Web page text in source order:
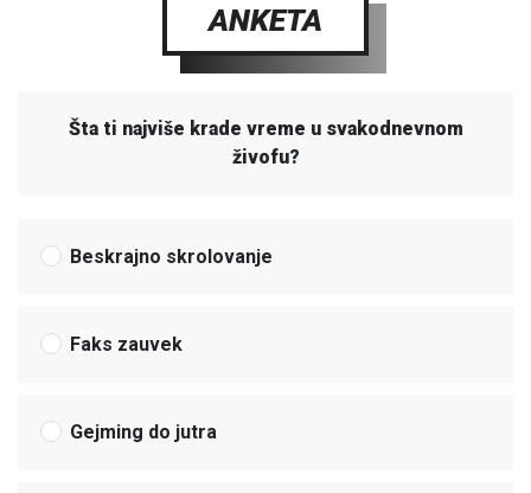
ANKETA
Šta ti najviše krade vreme u svakodnevnom
živofu?
Beskrajno skrolovanje
Faks zauvek
Gejming do jutra